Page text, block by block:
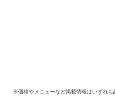
※価格やメニューなど掲載情報はいずれも